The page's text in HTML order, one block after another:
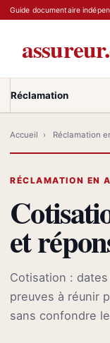
Guide documentaire
Réclamation
Accueil › Réclamation
RÉCLAMATION EN
et
Cotisation :
preuves à réunir
sans confondre